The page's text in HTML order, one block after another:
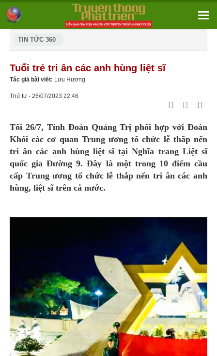
TIN TỨC 360
Tuổi trẻ tri ân các anh hùng liệt sĩ
Tác giả bài viết: Lưu Hương
Thứ tư - 26/07/2023 22:46
Tối 26/7, Tỉnh Đoàn Quảng Trị phối hợp với Đoàn
Khối các cơ quan Trung ương tổ chức lễ thắp nến
tri ân các anh hùng liệt sĩ tại Nghĩa trang Liệt sĩ
quốc gia Đường 9. Đây là một trong 10 điểm cầu
cấp Trung ương tổ chức lễ thắp nến tri ân các anh
hùng, liệt sĩ trên cả nước.